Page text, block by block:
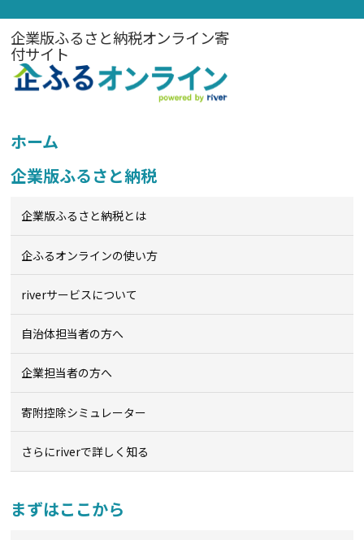
企業版ふるさと納税オンライン寄
付サイト
ホーム
企業版ふるさと納税
企業版ふるさと納税とは
企ふるオンラインの使い方
riverサービスについて
自治体担当者の方へ
企業担当者の方へ
寄附控除シミュレーター
さらにriverで詳しく知る
まずはここから